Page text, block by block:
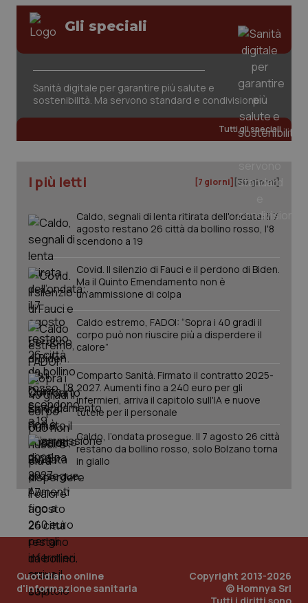
Gli speciali
Sanità digitale per garantire più salute e
sostenibilità. Ma servono standard e condivisione
Tutti gli speciali
I più letti [7 giorni] [30 giorni]
Caldo, segnali di lenta ritirata dell'ondata: il 7
agosto restano 26 città da bollino rosso, l'8
scendono a 19
Covid. Il silenzio di Fauci e il perdono di Biden.
Ma il Quinto Emendamento non è
un’ammissione di colpa
Caldo estremo, FADOI: “Sopra i 40 gradi il
corpo può non riuscire più a disperdere il
calore”
Comparto Sanità. Firmato il contratto 2025-
2027. Aumenti fino a 240 euro per gli
infermieri, arriva il capitolo sull'IA e nuove
tutele per il personale
Caldo, l’ondata prosegue. Il 7 agosto 26 città
restano da bollino rosso, solo Bolzano torna
in giallo
Quotidiano online
d'informazione sanitaria
Copyright 2013-2026
© Homnya Srl
tracking-sites-ironfish-
session-id
_ga
Google LLC
PHPSESSID
PHP.net
www.quotidianosanita.it